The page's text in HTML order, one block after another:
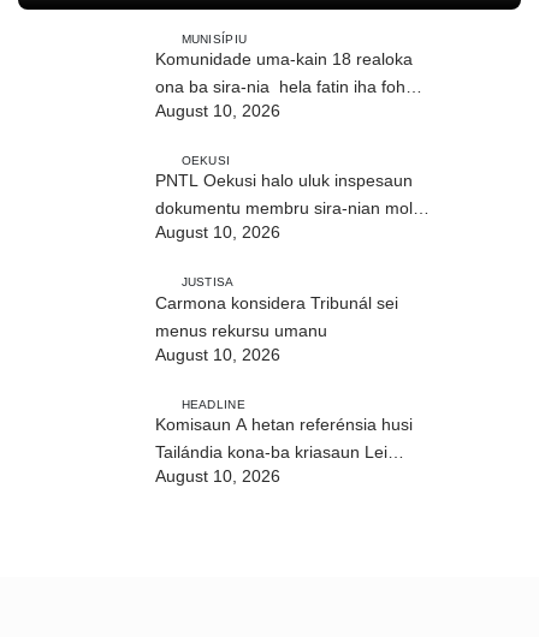
MUNISÍPIU
Komunidade uma-kain 18 realoka
ona ba sira-nia hela fatin iha foho
Builó okos
August 10, 2026
OEKUSI
PNTL Oekusi halo uluk inspesaun
dokumentu membru sira-nian molok
pasa-revista iha públiku
August 10, 2026
JUSTISA
Carmona konsidera Tribunál sei
menus rekursu umanu
August 10, 2026
HEADLINE
Komisaun A hetan referénsia husi
Tailándia kona-ba kriasaun Lei
Siberkrime
August 10, 2026